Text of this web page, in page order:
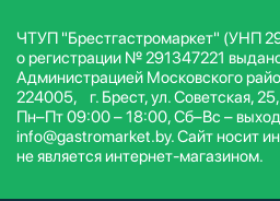
ЧТУП "Брестгастромаркет" (УНП
о регистрации № 291347221
Администрацией Московского
224005, г. Брест, ул. Советская,
Пн–Пт 09:00 – 18:00, Сб–Вс –
info@gastromarket.by. Сайт носит
не является интернет-магазином.